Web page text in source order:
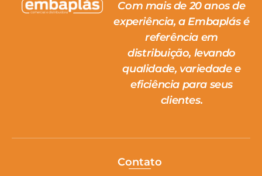
Com mais de 20 anos de
experiência, a Embaplás é
referência em
distribuição, levando
qualidade, variedade e
eficiência para seus
clientes.
Contato